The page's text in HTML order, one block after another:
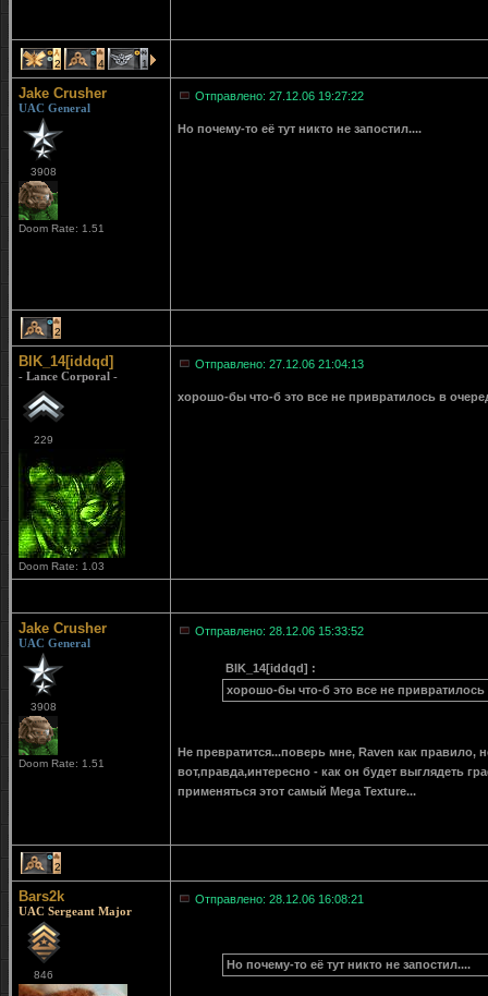
2 4 1
Jake Crusher
UAC General
3908
Doom Rate: 1.51
Отправлено: 27.12.06 19:27:22
Но почему-то её тут никто не запостил....
2
BIK_14[iddqd]
- Lance Corporal -
229
Doom Rate: 1.03
Отправлено: 27.12.06 21:04:13
хорошо-бы что-б это все не привратилось в
Jake Crusher
UAC General
3908
Doom Rate: 1.51
Отправлено: 28.12.06 15:33:52
BIK_14[iddqd] :
хорошо-бы что-б это все не
Не превратится...поверь мне, Raven как правило,
вот,правда,интересно - как он будет выглядеть
применяться этот самый Mega Texture...
2
Bars2k
UAC Sergeant Major
846
Отправлено: 28.12.06 16:08:21
Но почему-то её тут никто не запостил....